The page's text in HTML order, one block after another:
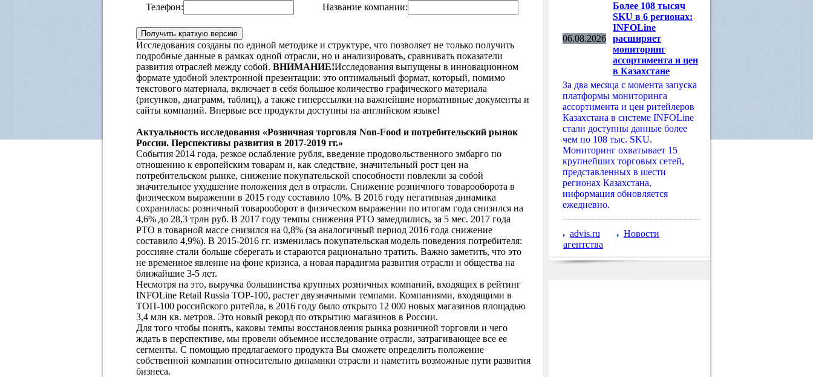
Телефон: Название компании:
Исследования созданы по единой методике и структуре, что позволяет не только получить
подробные данные в рамках одной отрасли, но и анализировать, сравнивать показатели
развития отраслей между собой. ВНИМАНИЕ!Исследования выпущены в инновационном
формате удобной электронной презентации: это оптимальный формат, который, помимо
текстового материала, включает в себя большое количество графического материала
(рисунков, диаграмм, таблиц), а также гиперссылки на важнейшие нормативные документы и
сайты компаний. Впервые все продукты доступны на английском языке!
Актуальность исследования «Розничная торговля Non-Food и потребительский рынок
России. Перспективы развития в 2017-2019 гг.»
События 2014 года, резкое ослабление рубля, введение продовольственного эмбарго по
отношению к европейским товарам и, как следствие, значительный рост цен на
потребительском рынке, снижение покупательской способности повлекли за собой
значительное ухудшение положения дел в отрасли. Снижение розничного товарооборота в
физическом выражении в 2015 году составило 10%. В 2016 году негативная динамика
сохранилась: розничный товарооборот в физическом выражении по итогам года снизился на
4,6% до 28,3 трлн руб. В 2017 году темпы снижения РТО замедлились, за 5 мес. 2017 года
РТО в товарной массе снизился на 0,8% (за аналогичный период 2016 года снижение
составило 4,9%). В 2015-2016 гг. изменилась покупательская модель поведения потребителя:
россияне стали больше сберегать и стараются рационально тратить. Важно заметить, что это
не временное явление на фоне кризиса, а новая парадигма развития отрасли и общества на
ближайшие 3-5 лет.
Несмотря на это, выручка большинства крупных розничных компаний, входящих в рейтинг
INFOLine Retail Russia TOP-100, растет двузначными темпами. Компаниями, входящими в
ТОП-100 российского ритейла, в 2016 году было открыто 12 000 новых магазинов площадью
3,4 млн кв. метров. Это новый рекорд по открытию магазинов в России.
Для того чтобы понять, каковы темпы восстановления рынка розничной торговли и чего
ждать в перспективе, мы провели объемное исследование отрасли, затрагивающее все ее
сегменты. С помощью предлагаемого продукта Вы сможете определить положение
собственной компании относительно динамики отрасли и наметить возможные пути развития
бизнеса.
06.08.2026
Более 108 тысяч
SKU в 6 регионах:
INFOLine
расширяет
мониторинг
ассортимента и цен
в Казахстане
За два месяца с момента запуска
платформы мониторинга
ассортимента и цен ритейлеров
Казахстана в системе INFOLine
стали доступны данные более
чем по 108 тыс. SKU.
Мониторинг охватывает 15
крупнейших торговых сетей,
представленных в шести
регионах Казахстана,
информация обновляется
ежедневно.
advis.ru
Новости
агентства